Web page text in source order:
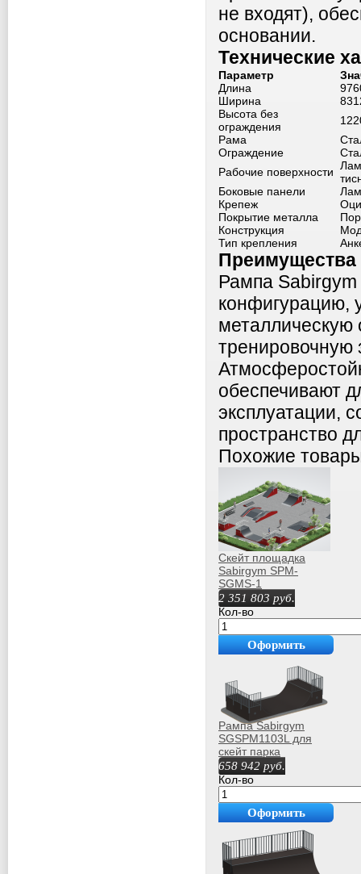
не входят),
основании.
Технические
Параметр
Длина
Ширина
Высота без
ограждения
Рама
Ограждение
Рабочие поверхности
Боковые панели
Крепеж
Покрытие металла
Конструкция
Тип крепления
Преимущества
Рампа Sabirgym
конфигурацию,
тренировочную
обеспечивают
эксплуатации,
пространство
Похожие
Скейт площадка
Sabirgym SPM-
SGMS-1
2 351 803 руб.
Кол-во
Оформить
покупку
Рампа Sabirgym
SGSPM1103L для
скейт парка
роллердрома
роспитспорт
658 942 руб.
Кол-во
Оформить
покупку